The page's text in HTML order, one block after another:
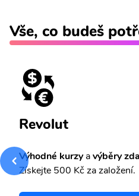
Vše, co budeš
Revolut
Výhodné kurzyavýběry
Získejte 500 Kč za založení.